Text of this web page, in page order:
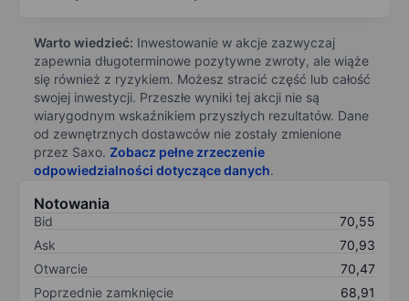
Warto wiedzieć: Inwestowanie w akcje zazwyczaj
zapewnia długoterminowe pozytywne zwroty, ale wiąże
się również z ryzykiem. Możesz stracić część lub całość
swojej inwestycji. Przeszłe wyniki tej akcji nie są
wiarygodnym wskaźnikiem przyszłych rezultatów. Dane
od zewnętrznych dostawców nie zostały zmienione
przez Saxo. Zobacz pełne zrzeczenie
odpowiedzialności dotyczące danych.
Notowania
Bid
70,55
Ask
70,93
Otwarcie
70,47
Poprzednie zamknięcie
68,91